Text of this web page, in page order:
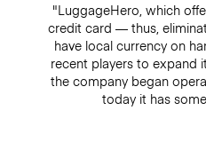
"LuggageHero, which
credit card — thus,
have local currency on
recent players to expand
the company began
today it has